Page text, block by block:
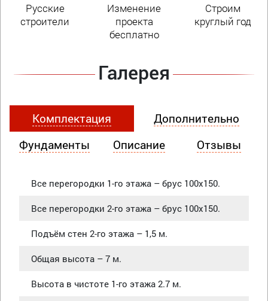
Русские
строители
Изменение
проекта
бесплатно
Строим
круглый год
Галерея
Комплектация
Дополнительно
Фундаменты
Описание Отзывы
Все перегородки 1-го этажа – брус 100х150.
Все перегородки 2-го этажа – брус 100х150.
Подъём стен 2-го этажа – 1,5 м.
Общая высота – 7 м.
Высота в чистоте 1-го этажа 2.7 м.